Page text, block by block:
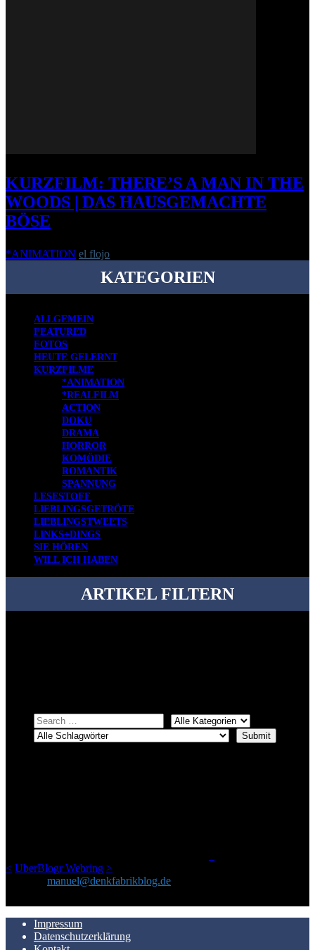
KURZFILM: THERE’S A MAN IN THE
WOODS | DAS HAUSGEMACHTE
BÖSE
*ANIMATION el flojo
KATEGORIEN
ALLGEMEIN
FEATURED
FOTOS
HEUTE GELERNT
KURZFILME
*ANIMATION
*REALFILM
ACTION
DOKU
DRAMA
HORROR
KOMÖDIE
ROMANTIK
SPANNUNG
LESESTOFF
LIEBLINGSGETRÖTE
LIEBLINGSTWEETS
LINKS+DINGS
SIE HÖREN
WILL ICH HABEN
ARTIKEL FILTERN
< UberBlogr Webring >
manuel@denkfabrikblog.de
Impressum
Datenschutzerklärung